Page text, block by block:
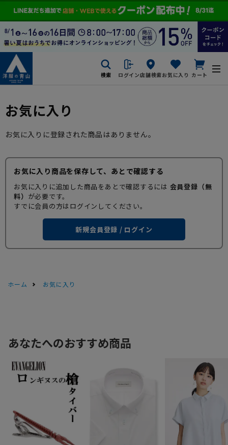
検索 ログイン店舗検索お気に入り カート
お気に入り
お気に入りに登録された商品はありません。
お気に入り商品を保存して、あとで確認する
お気に入りに追加した商品をあとで確認するには 会員登録（無
料） が必要です。
すでに会員の方はログインしてください。
新規会員登録 / ログイン
ホーム お気に入り